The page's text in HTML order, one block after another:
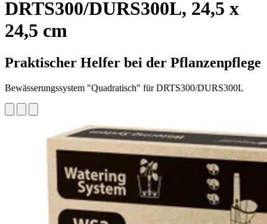
DRTS300/DURS300L, 24,5 x
24,5 cm
Praktischer Helfer bei der Pflanzenpflege
Bewässerungssystem "Quadratisch" für DRTS300/DURS300L